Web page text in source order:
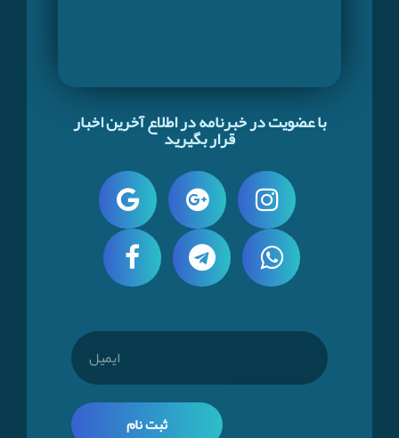
با عضویت در خبرنامه در اطلاع آخرین اخبار
قرار بگیرید
ثبت نام